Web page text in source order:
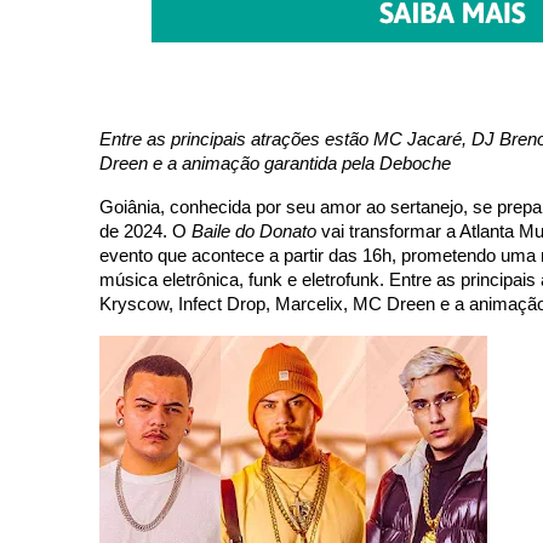
Entre as principais atrações estão MC Jacaré, DJ
Dreen e a animação garantida pela Deboche
Goiânia, conhecida por seu amor ao sertanejo, se
de 2024. O Baile do Donato vai transformar a Atlanta
evento que acontece a partir das 16h, prometendo
música eletrônica, funk e eletrofunk. Entre as
Kryscow, Infect Drop, Marcelix, MC Dreen e a